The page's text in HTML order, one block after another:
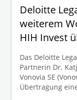
Deloitte
weiterem
HIH Invest
Das Deloitte
Partnerin Dr.
Vonovia SE
Übertragung